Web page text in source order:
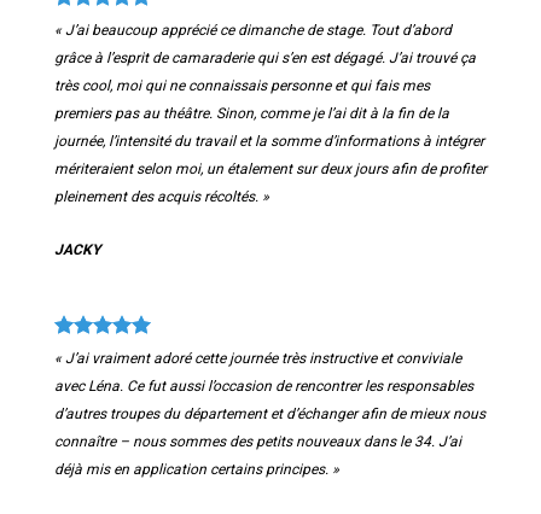
« J’ai beaucoup apprécié ce dimanche de stage. Tout d’abord
grâce à l’esprit de camaraderie qui s’en est dégagé. J’ai trouvé ça
très cool, moi qui ne connaissais personne et qui fais mes
premiers pas au théâtre. Sinon, comme je l’ai dit à la fin de la
journée, l’intensité du travail et la somme d’informations à intégrer
mériteraient selon moi, un étalement sur deux jours afin de profiter
pleinement des acquis récoltés. »
JACKY
« J’ai vraiment adoré cette journée très instructive et conviviale
avec Léna. Ce fut aussi l’occasion de rencontrer les responsables
d’autres troupes du département et d’échanger afin de mieux nous
connaître – nous sommes des petits nouveaux dans le 34. J’ai
déjà mis en application certains principes. »